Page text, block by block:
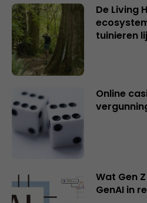
De Living
tuinieren
Online
Wat Gen
GenAI in